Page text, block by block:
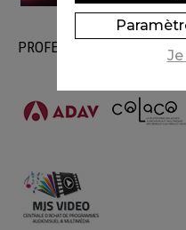
PROFESSIONALS